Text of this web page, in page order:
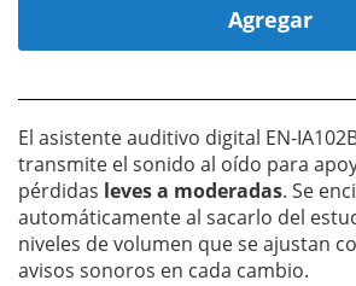
Agregar
El asistente auditivo digital EN-
transmite el sonido al oído para
pérdidas leves a moderadas. Se
automáticamente al sacarlo del
niveles de volumen que se ajustan
avisos sonoros en cada cambio.